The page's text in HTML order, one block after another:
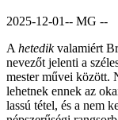
2025-12-01-- MG --
A hetedikvalamiért
nevezőt jelenti a
mester művei között.
lehetnek ennek az
lassú tétel, és a nem